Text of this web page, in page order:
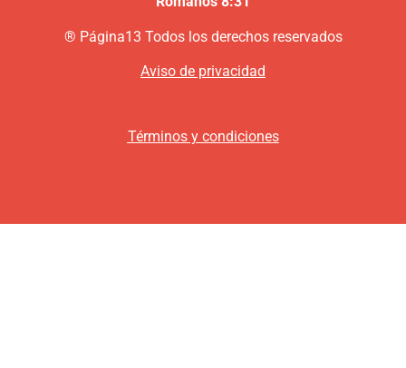
® Página13 Todos los derechos reservados
Aviso de privacidad
Términos y condiciones